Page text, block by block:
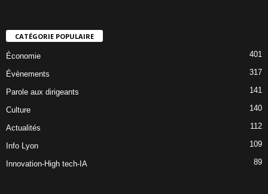
CATÉGORIE POPULAIRE
Économie 401
Évènements 317
Parole aux dirigeants 141
Culture 140
Actualités 112
Info Lyon 109
Innovation-High tech-IA 89